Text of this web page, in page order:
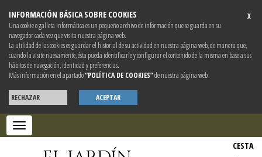
X
INFORMACIÓN BÁSICA SOBRE COOKIES
Una cookie o galleta informática es un pequeño archivo de información que se guarda en su
navegador cada vez que visita nuestra página web.
La utilidad de las cookies es guardar el historial de su actividad en nuestra página web, de manera que,
cuando la visite nuevamente, ésta pueda identificarle y configurar el contenido de la misma en base a sus
hábitos de navegación, identidad y preferencias.
Más información en el apartado“POLÍTICA DE COOKIES”de nuestra página web
RECHAZAR ACEPTAR
Toggle
navigation
CESTA